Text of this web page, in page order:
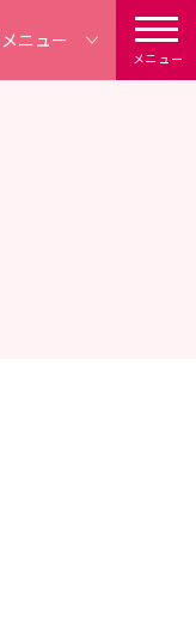
メニュー
メニュー